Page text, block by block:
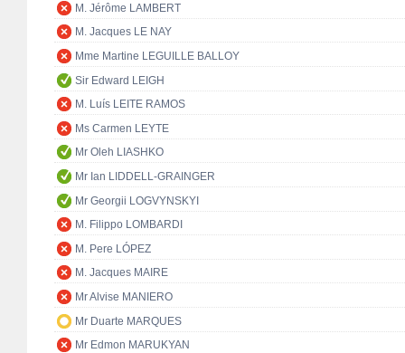
M. Jérôme LAMBERT
M. Jacques LE NAY
Mme Martine LEGUILLE BALLOY
Sir Edward LEIGH
M. Luís LEITE RAMOS
Ms Carmen LEYTE
Mr Oleh LIASHKO
Mr Ian LIDDELL-GRAINGER
Mr Georgii LOGVYNSKYI
M. Filippo LOMBARDI
M. Pere LÓPEZ
M. Jacques MAIRE
Mr Alvise MANIERO
Mr Duarte MARQUES
Mr Edmon MARUKYAN